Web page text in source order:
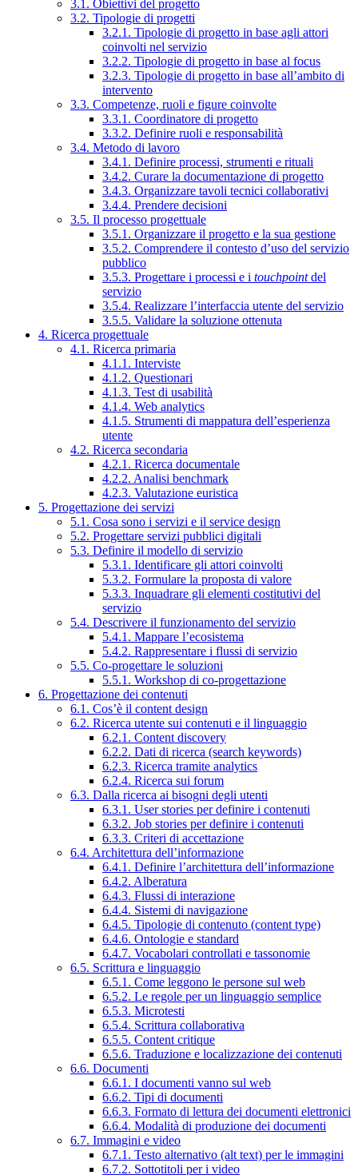
3.1. Obiettivi del progetto
3.2. Tipologie di progetti
3.2.1. Tipologie di progetto in base agli attori
coinvolti nel servizio
3.2.2. Tipologie di progetto in base al focus
3.2.3. Tipologie di progetto in base all’ambito di
intervento
3.3. Competenze, ruoli e figure coinvolte
3.3.1. Coordinatore di progetto
3.3.2. Definire ruoli e responsabilità
3.4. Metodo di lavoro
3.4.1. Definire processi, strumenti e rituali
3.4.2. Curare la documentazione di progetto
3.4.3. Organizzare tavoli tecnici collaborativi
3.4.4. Prendere decisioni
3.5. Il processo progettuale
3.5.1. Organizzare il progetto e la sua gestione
3.5.2. Comprendere il contesto d’uso del servizio
pubblico
3.5.3. Progettare i processi e i touchpointdel
servizio
3.5.4. Realizzare l’interfaccia utente del servizio
3.5.5. Validare la soluzione ottenuta
4. Ricerca progettuale
4.1. Ricerca primaria
4.1.1. Interviste
4.1.2. Questionari
4.1.3. Test di usabilità
4.1.4. Web analytics
4.1.5. Strumenti di mappatura dell’esperienza
utente
4.2. Ricerca secondaria
4.2.1. Ricerca documentale
4.2.2. Analisi benchmark
4.2.3. Valutazione euristica
5. Progettazione dei servizi
5.1. Cosa sono i servizi e il service design
5.2. Progettare servizi pubblici digitali
5.3. Definire il modello di servizio
5.3.1. Identificare gli attori coinvolti
5.3.2. Formulare la proposta di valore
5.3.3. Inquadrare gli elementi costitutivi del
servizio
5.4. Descrivere il funzionamento del servizio
5.4.1. Mappare l’ecosistema
5.4.2. Rappresentare i flussi di servizio
5.5. Co-progettare le soluzioni
5.5.1. Workshop di co-progettazione
6. Progettazione dei contenuti
6.1. Cos’è il content design
6.2. Ricerca utente sui contenuti e il linguaggio
6.2.1. Content discovery
6.2.2. Dati di ricerca (search keywords)
6.2.3. Ricerca tramite analytics
6.2.4. Ricerca sui forum
6.3. Dalla ricerca ai bisogni degli utenti
6.3.1. User stories per definire i contenuti
6.3.2. Job stories per definire i contenuti
6.3.3. Criteri di accettazione
6.4. Architettura dell’informazione
6.4.1. Definire l’architettura dell’informazione
6.4.2. Alberatura
6.4.3. Flussi di interazione
6.4.4. Sistemi di navigazione
6.4.5. Tipologie di contenuto (content type)
6.4.6. Ontologie e standard
6.4.7. Vocabolari controllati e tassonomie
6.5. Scrittura e linguaggio
6.5.1. Come leggono le persone sul web
6.5.2. Le regole per un linguaggio semplice
6.5.3. Microtesti
6.5.4. Scrittura collaborativa
6.5.5. Content critique
6.5.6. Traduzione e localizzazione dei contenuti
6.6. Documenti
6.6.1. I documenti vanno sul web
6.6.2. Tipi di documenti
6.6.3. Formato di lettura dei documenti elettronici
6.6.4. Modalità di produzione dei documenti
6.7. Immagini e video
6.7.1. Testo alternativo (alt text) per le immagini
6.7.2. Sottotitoli per i video